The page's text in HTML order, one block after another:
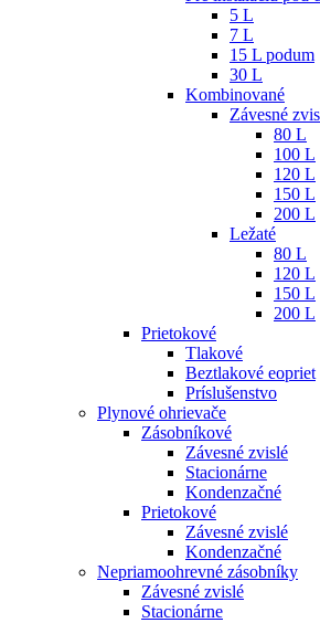
5 L
7 L
15 L podum
30 L
Kombinované
Závesné
80 L
100 L
120 L
150 L
200 L
Ležaté
80 L
120 L
150 L
200 L
Prietokové
Tlakové
Beztlakové eopriet
Príslušenstvo
Plynové ohrievače
Zásobníkové
Závesné zvislé
Stacionárne
Kondenzačné
Prietokové
Závesné zvislé
Kondenzačné
Nepriamoohrevné zásobníky
Závesné zvislé
Stacionárne